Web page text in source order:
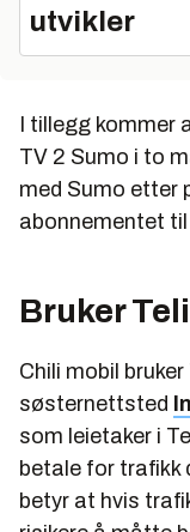
utvikler
I tillegg kommer
TV 2 Sumo i to
med Sumo etter
abonnementet til
Bruker
Chili mobil
søsternettsted
som leietaker i
betale for trafikk
betyr at hvis